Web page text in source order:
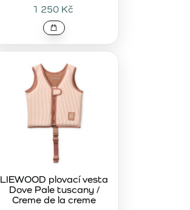
1 250 Kč
LIEWOOD plovací vesta
Dove Pale tuscany /
Creme de la creme